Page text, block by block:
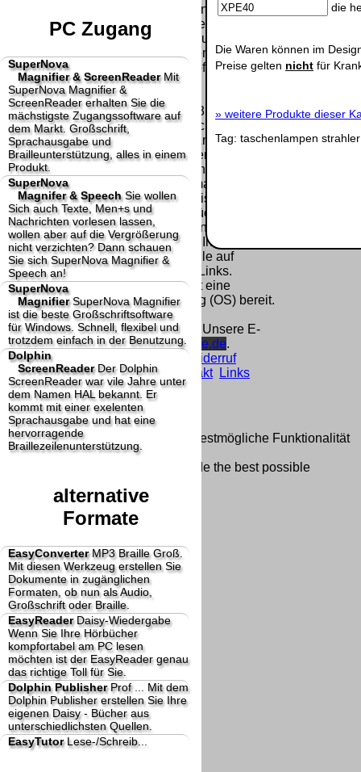
die
Die Waren können im
Preise gelten nicht für
» weitere Produkte dieser
Tag: taschenlampen strahler
PC Zugang
SuperNova
Magnifier & ScreenReaderMit
SuperNova Magnifier &
ScreenReader erhalten Sie die
mächstigste Zugangssoftware auf
dem Markt. Großschrift,
Sprachausgabe und
Brailleunterstützung, alles in einem
Produkt.
SuperNova
Magnifer & SpeechSie wollen
Sich auch Texte, Men+s und
Nachrichten vorlesen lassen,
wollen aber auf die Vergrößerung
nicht verzichten? Dann schauen
Sie sich SuperNova Magnifier &
Speech an!
SuperNova
MagnifierSuperNova Magnifier
ist die beste Großschriftsoftware
für Windows. Schnell, flexibel und
trotzdem einfach in der Benutzung.
Dolphin
ScreenReaderDer Dolphin
ScreenReader war vile Jahre unter
dem Namen HAL bekannt. Er
kommt mit einer exelenten
Sprachausgabe und hat eine
hervorragende
Braillezeilenunterstützung.
alternative
Formate
EasyConverterMP3 Braille Groß.
Mit diesen Werkzeug erstellen Sie
Dokumente in zugänglichen
Formaten, ob nun als Audio,
Großschrift oder Braille.
EasyReaderDaisy-Wiedergabe
Wenn Sie Ihre Hörbücher
kompfortabel am PC lesen
möchten ist der EasyReader genau
das richtige Toll für Sie.
Dolphin PublisherProf ...
Mit dem
Dolphin Publisher erstellen Sie Ihre
eigenen Daisy - Bücher aus
unterschiedlichsten Quellen.
EasyTutorLese-/Schreib...
Die in diesem Dokument genannten
Warenzeichen sind Eigentum der jeweiligen
Firmen. Preisänderungen, Irrtümer und
technische Änderungen vorbehalten.
letzte Änderung: 9. Mai 2026 fluSoft Spezial
Computer Technik,
Mit einem Urteil vom 12.05.1998 - 312 O 85/98 -
Haftung für Links hat das Landgericht Hamburg
entschieden, dass man durch die Anbringung
eines Links, die Inhalte der gelinkten Seite ggf.
mit zu verantworten hat. Dieses kann nur
dadurch verhindert werden, dass man sich
ausdrücklich von diesen Inhalten distanziert.
Hiermit distanzieren wir uns ausdrücklich von
allen Inhalten, aller gelinkten Seiten auf unserer
Homepage und machen uns diese Inhalte nicht
zu eigen. Diese Erklärung gilt für alle auf
unserer Homepage angebrachten Links.
Die Europäische Kommission stellt eine
Plattform zur Online-Streitbeilegung (OS) bereit.
Die Plattform finden Sie unter
http://ec.europa.eu/consumers/odr/
Unsere E-
Mailadresse lautet:info@dolphin-de.de.
Seitenanfang
Widerruf
Datenschutz Urheberrechte Kontakt
Links
Katalog (PDF) Sitemap
große Anzeige Schließen
Diese Website nutzt Cookies, um bestmögliche Funktionalität
bieten zu können.
This website uses cookies to provide the best possible
Ok, verstanden Mehr Infos